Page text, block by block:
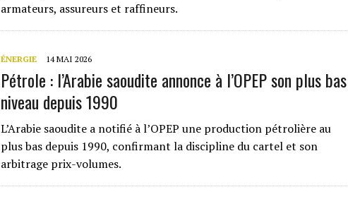
armateurs, assureurs et raffineurs.
ÉNERGIE 14 MAI 2026
Pétrole : l’Arabie saoudite annonce à l’OPEP son plus bas
niveau depuis 1990
L’Arabie saoudite a notifié à l’OPEP une production pétrolière au
plus bas depuis 1990, confirmant la discipline du cartel et son
arbitrage prix-volumes.